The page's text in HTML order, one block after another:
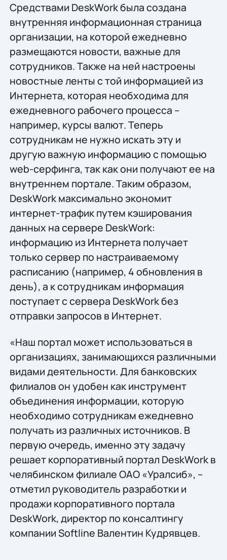
Средствами DeskWork была создана
внутренняя информационная страница
организации, на которой ежедневно
размещаются новости, важные для
сотрудников. Также на ней настроены
новостные ленты с той информацией из
Интернета, которая необходима для
ежедневного рабочего процесса –
например, курсы валют. Теперь
сотрудникам не нужно искать эту и
другую важную информацию с помощью
web-серфинга, так как они получают ее на
внутреннем портале. Таким образом,
DeskWork максимально экономит
интернет-трафик путем кэширования
данных на сервере DeskWork:
информацию из Интернета получает
только сервер по настраиваемому
расписанию (например, 4 обновления в
день), а к сотрудникам информация
поступает с сервера DeskWork без
отправки запросов в Интернет.
«Наш портал может использоваться в
организациях, занимающихся различными
видами деятельности. Для банковских
филиалов он удобен как инструмент
объединения информации, которую
необходимо сотрудникам ежедневно
получать из различных источников. В
первую очередь, именно эту задачу
решает корпоративный портал DeskWork в
челябинском филиале ОАО «Уралсиб», –
отметил руководитель разработки и
продажи корпоративного портала
DeskWork, директор по консалтингу
компании Softline Валентин Кудрявцев.